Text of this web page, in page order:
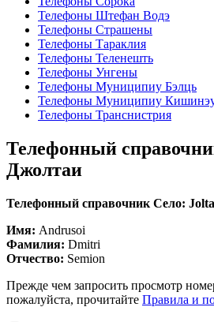
Телефоны Штефан Водэ
Телефоны Страшены
Телефоны Тараклия
Телефоны Теленешть
Телефоны Унгены
Телефоны Муниципиу Бэлць
Телефоны Муниципиу
Телефоны Транснистрия
Телефонный
Джолтаи
Телефонный справочник Село:
Имя: Andrusoi
Фамилия: Dmitri
Отчество: Semion
Прежде чем запросить просмотр
пожалуйста, прочитайте Правила и